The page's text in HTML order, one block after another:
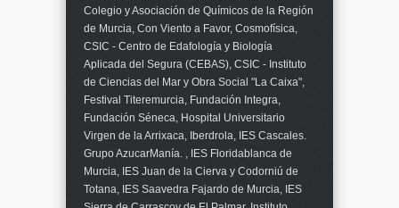
Colegio y Asociación de Químicos de la Región
de Murcia, Con Viento a Favor, Cosmofísica,
CSIC - Centro de Edafología y Biología
Aplicada del Segura (CEBAS), CSIC - Instituto
de Ciencias del Mar y Obra Social "La Caixa",
Festival Titeremurcia, Fundación Integra,
Fundación Séneca, Hospital Universitario
Virgen de la Arrixaca, Iberdrola, IES Cascales.
Grupo AzucarManía. , IES Floridablanca de
Murcia, IES Juan de la Cierva y Codorniú de
Totana, IES Saavedra Fajardo de Murcia, IES